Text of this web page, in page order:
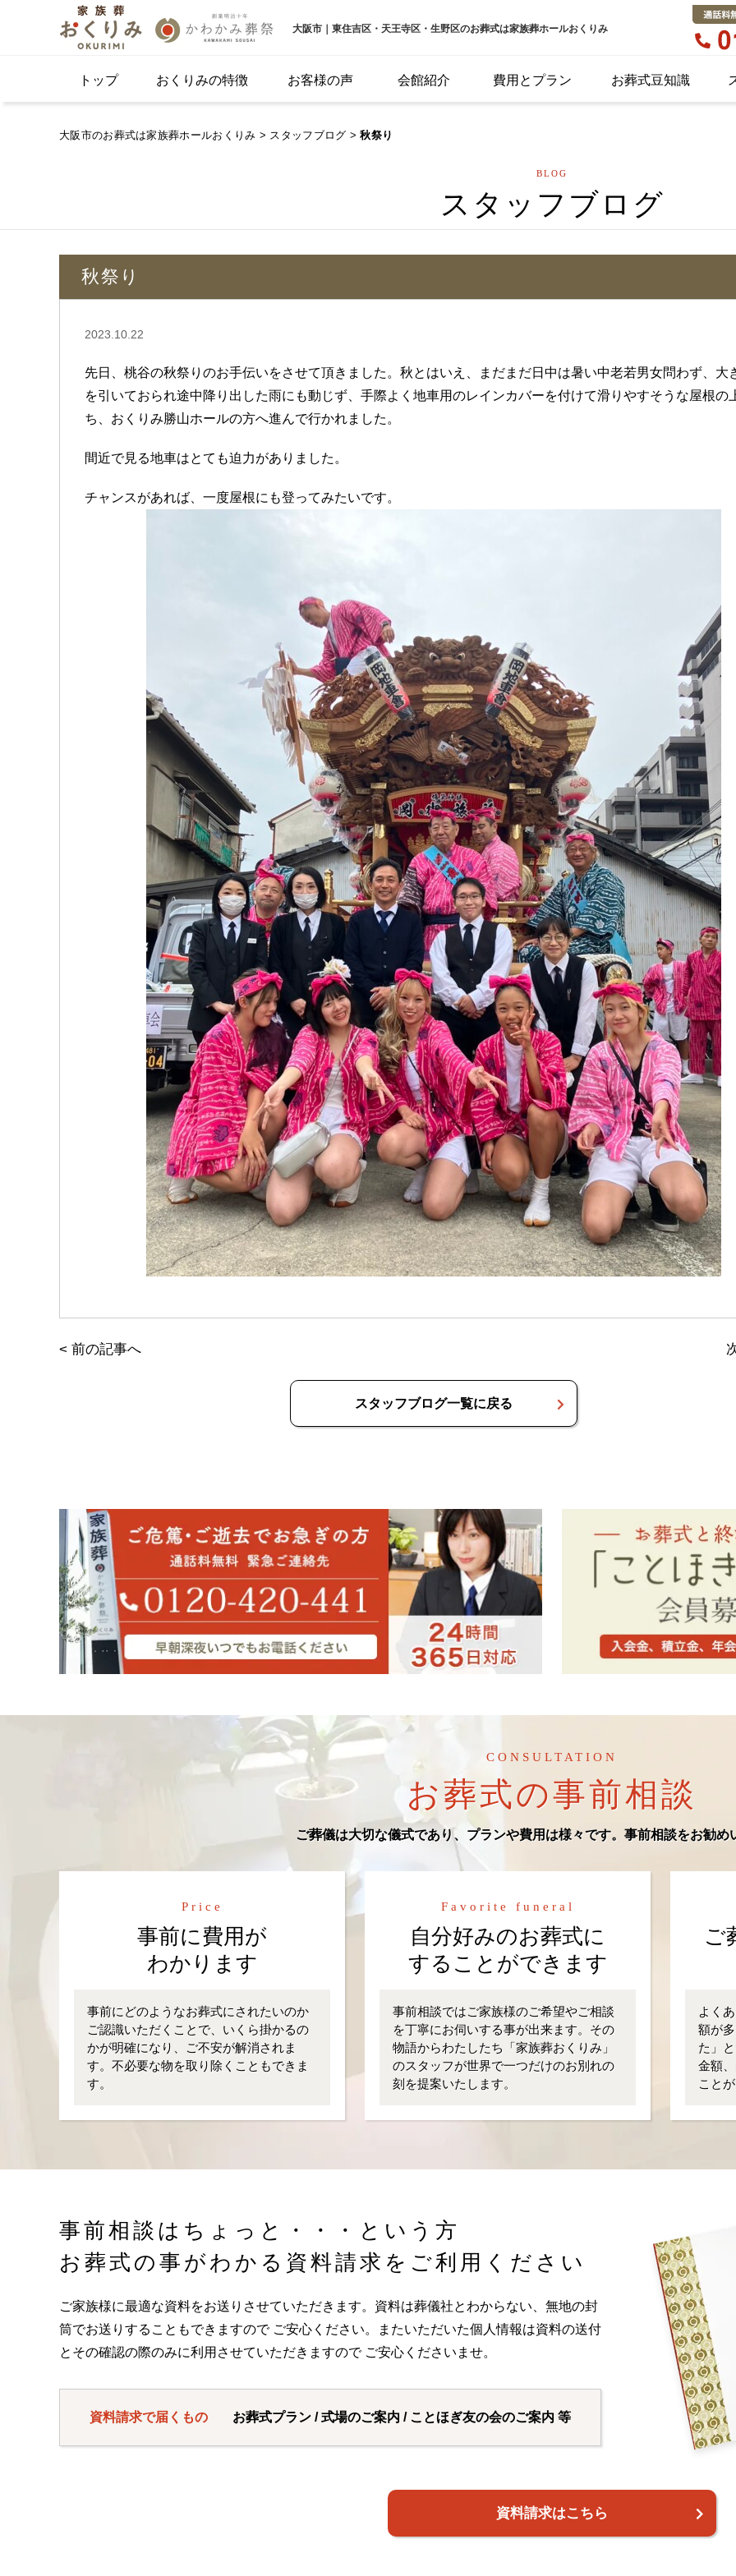
大阪市｜東住吉区・天王寺区・生野区のお葬式は家族葬ホールおくりみ
トップ おくりみの特徴 お客様の声 会館紹介 費用とプラン お葬式豆知識
大阪市のお葬式は家族葬ホールおくりみ > スタッフブログ >秋祭り
BLOG
スタッフブログ
秋祭り
2023.10.22
先日、桃谷の秋祭りのお手伝いをさせて頂きました。秋とはいえ、まだまだ日中は暑い中老若男女問わず、大
を引いておられ途中降り出した雨にも動じず、手際よく地車用のレインカバーを付けて滑りやすそうな屋根の
ち、おくりみ勝山ホールの方へ進んで行かれました。
間近で見る地車はとても迫力がありました。
チャンスがあれば、一度屋根にも登ってみたいです。
< 前の記事へ
スタッフブログ一覧に戻る
CONSULTATION
お葬式の事前相談
ご葬儀は大切な儀式であり、プランや費用は様々です。事前相談をお勧め
Price
事前に費用が
わかります
事前にどのようなお葬式にされたいのか
ご認識いただくことで、いくら掛かるの
かが明確になり、ご不安が解消されま
す。不必要な物を取り除くこともできま
す。
Favorite funeral
自分好みのお葬式に
することができます
事前相談ではご家族様のご希望やご相談
を丁寧にお伺いする事が出来ます。その
物語からわたしたち「家族葬おくりみ」
のスタッフが世界で一つだけのお別れの
刻を提案いたします。
ご
よく
額が
た」
金額
こと
事前相談はちょっと・・・という方
お葬式の事がわかる資料請求をご利用ください
ご家族様に最適な資料をお送りさせていただきます。資料は葬儀社とわからない、無地の封
筒でお送りすることもできますので ご安心ください。またいただいた個人情報は資料の送付
とその確認の際のみに利用させていただきますので ご安心くださいませ。
資料請求で届くもの お葬式プラン / 式場のご案内 / ことほぎ友の会のご案内 等
資料請求はこちら